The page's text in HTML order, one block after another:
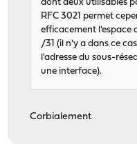
dont deux utilisables
RFC 3021 permet
efficacement l'espace
/31 (il n'y a dans ce
l'adresse du sous-
une interface).
Corbialement